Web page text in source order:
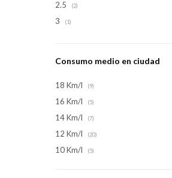
2.5 (2)
3 (1)
Consumo medio en ciudad
18 Km/l (9)
16 Km/l (5)
14 Km/l (7)
12 Km/l (20)
10 Km/l (5)